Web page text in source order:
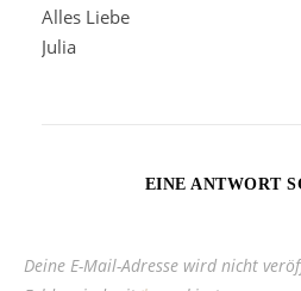
Alles Liebe
Julia
EINE ANTWORT
Deine E-Mail-Adresse wird nicht